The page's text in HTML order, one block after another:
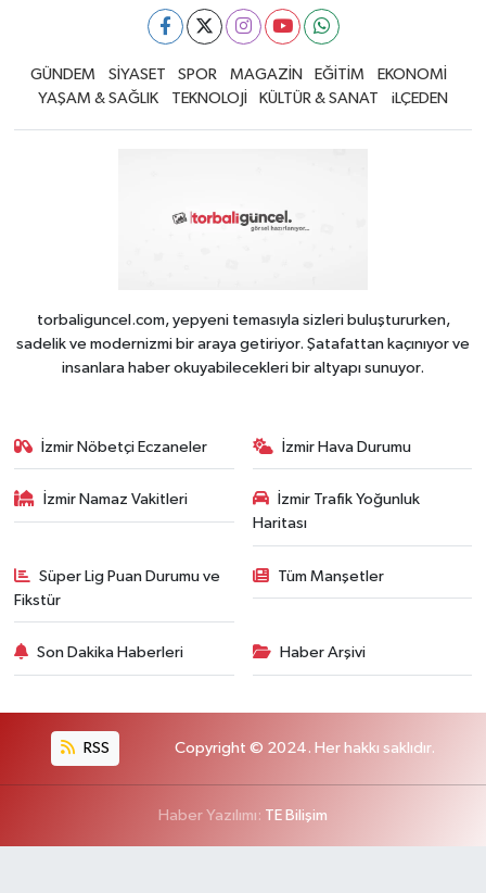
GÜNDEM SİYASET SPOR MAGAZİN EĞİTİM
EKONOMİ
YAŞAM & SAĞLIK
TEKNOLOJİ KÜLTÜR & SANAT iLÇEDEN
torbaliguncel.com, yepyeni temasıyla sizleri buluştururken,
sadelik ve modernizmi bir araya getiriyor. Şatafattan kaçınıyor ve
insanlara haber okuyabilecekleri bir altyapı sunuyor.
İzmir Nöbetçi Eczaneler İzmir Hava Durumu
İzmir Namaz Vakitleri
İzmir Trafik Yoğunluk
Haritası
Süper Lig Puan Durumu ve
Fikstür
Tüm Manşetler
Son Dakika Haberleri Haber Arşivi
RSS Copyright © 2024. Her hakkı saklıdır.
Haber Yazılımı: TE Bilişim